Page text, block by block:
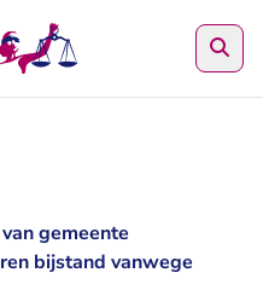
gemeente
bijstand vanwege